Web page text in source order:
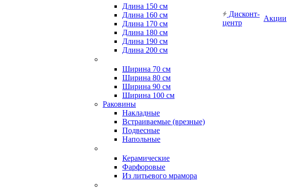
Длина 150 см
Длина 160 см
Длина 170 см
Длина 180 см
Длина 190 см
Длина 200 см
Ширина 70 см
Ширина 80 см
Ширина 90 см
Ширина 100 см
Раковины
Накладные
Встраиваемые (врезные)
Подвесные
Напольные
Керамические
Фарфоровые
Из литьевого мрамора
Дисконт-
центр
Акции